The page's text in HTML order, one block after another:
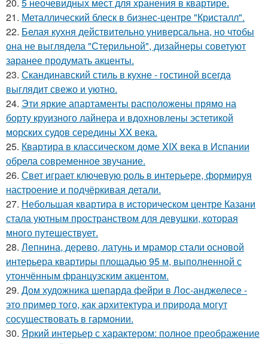
21. Металлический блеск в бизнес-центре "Кристалл".
22. Белая кухня действительно универсальна, но чтобы
она не выглядела "Стерильной", дизайнеры советуют
заранее продумать акценты.
23. Скандинавский стиль в кухне - гостиной всегда
выглядит свежо и уютно.
24. Эти яркие апартаменты расположены прямо на
борту круизного лайнера и вдохновлены эстетикой
морских судов середины XX века.
25. Квартира в классическом доме XIX века в Испании
обрела современное звучание.
26. Свет играет ключевую роль в интерьере, формируя
настроение и подчёркивая детали.
27. Небольшая квартира в историческом центре Казани
стала уютным пространством для девушки, которая
много путешествует.
28. Лепнина, дерево, латунь и мрамор стали основой
интерьера квартиры площадью 95 м, выполненной с
утончённым французским акцентом.
29. Дом художника шепарда фейри в Лос-анджелесе -
это пример того, как архитектура и природа могут
сосуществовать в гармонии.
30. Яркий интерьер с характером: полное преображение